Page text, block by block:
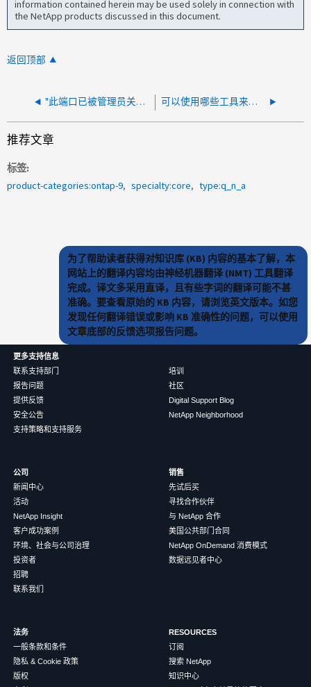
information contained herein may be used solely in connection with
the NetApp products discussed in this document.
返回顶部
"此端口已被管理员关闭"是什么状态？ 可以使用哪些工具来比较同一版本ONTAP的P版本中的错误修复？
推荐文章
标签
product-categories:ontap-9
specialty:core type:q_n_a
为了帮助读者获得对知识库 (KB) 内容的基本了解，本
网站上的翻译内容均由神经机器翻译 (NMT) 工具翻译
完成。译文多采用直译，且有些字词的翻译可能不甚
准确。要查看原始的 KB 内容，请浏览英文版本。如您
发现任何翻译错误或影响 KB 准确性的问题，可以使用
文章底部的反馈选项报告问题。
更多支持信息
联系支持部门
报告问题
提供反馈
安全公告
支持策略和支持服务
培训
社区
Digital Support Blog
NetApp Neighborhood
公司
新闻中心
活动
NetApp Insight
客户成功案例
环境、社会与公司治理
投资者
招聘
联系我们
销售
先试后买
寻找合作伙伴
与 NetApp 合作
美国公共部门合同
NetApp OnDemand 消费模式
数据远见者中心
法务
一般条款和条件
隐私 & Cookie 政策
版权
RESOURCES
订阅
搜索 NetApp
知识中心